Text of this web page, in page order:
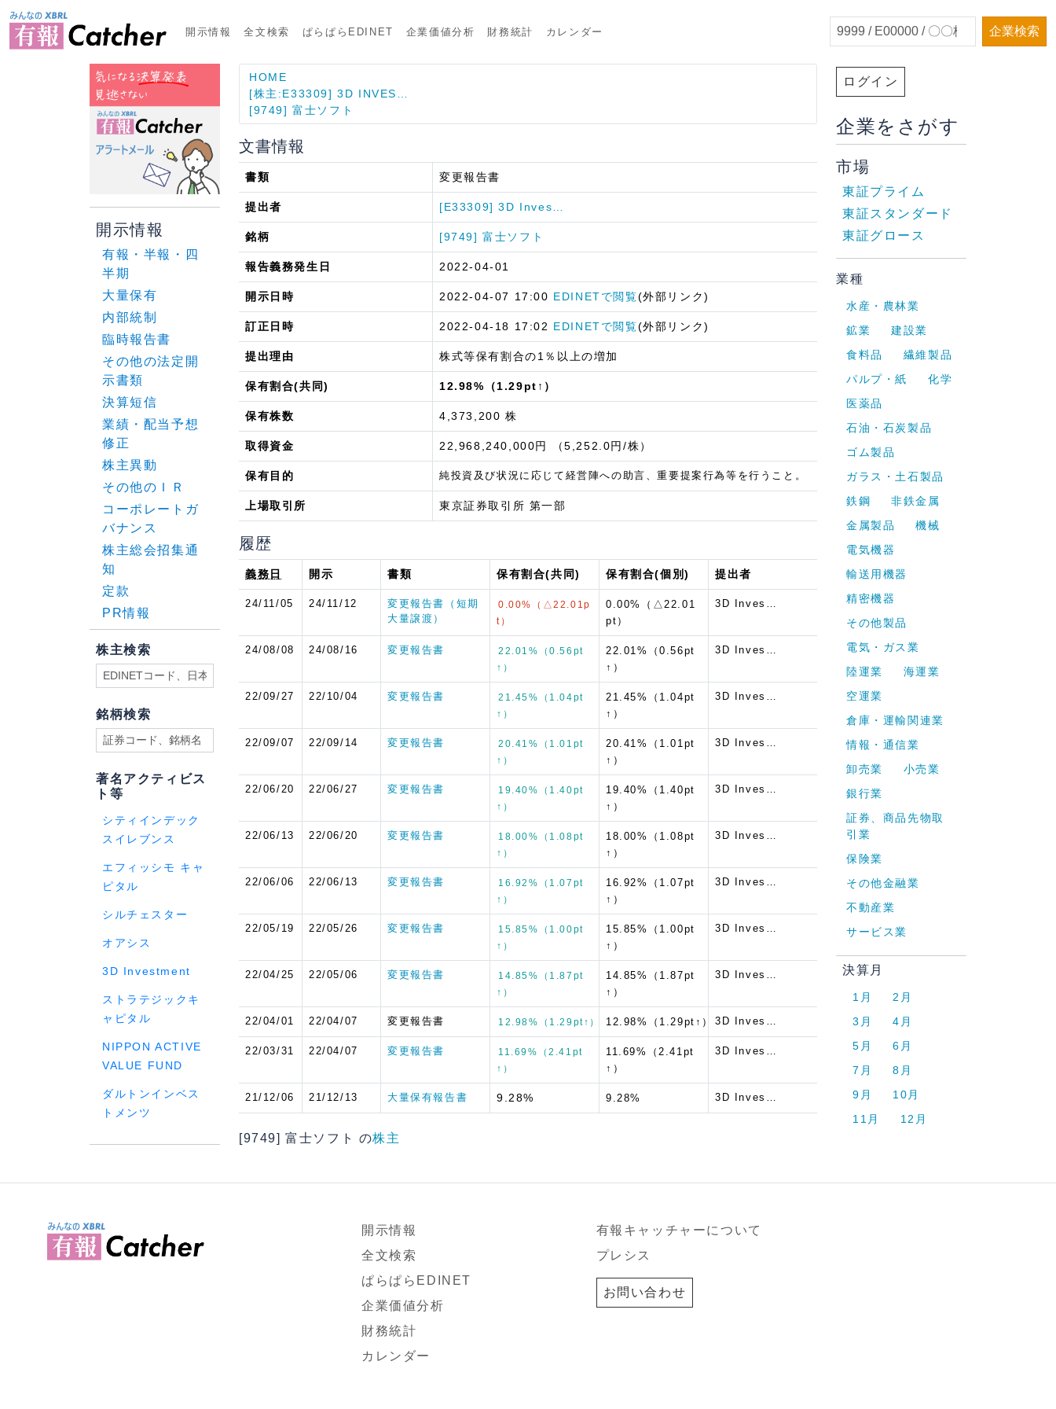
開示情報 全文検索 ぱらぱらEDINET 企業価値分析 財務統計 カレンダー 企業検索
開示情報
有報・半報・四
半期
大量保有
内部統制
臨時報告書
その他の法定開
示書類
決算短信
業績・配当予想
修正
株主異動
その他のＩＲ
コーポレートガ
バナンス
株主総会招集通
知
定款
PR情報
株主検索
銘柄検索
著名アクティビス
ト等
シティインデック
スイレブンス
エフィッシモ キャ
ピタル
シルチェスター
オアシス
3D Investment
ストラテジックキ
ャピタル
NIPPON ACTIVE
VALUE FUND
ダルトンインベス
トメンツ
HOME
[株主:E33309] 3D INVES…
[9749] 富士ソフト
文書情報
書類 変更報告書
提出者 [E33309] 3D Inves…
銘柄 [9749] 富士ソフト
報告義務発生日 2022-04-01
開示日時 2022-04-07 17:00 EDINETで閲覧(外部リンク)
訂正日時 2022-04-18 17:02 EDINETで閲覧(外部リンク)
提出理由 株式等保有割合の1％以上の増加
保有割合(共同) 12.98%（1.29pt↑）
保有株数 4,373,200 株
取得資金 22,968,240,000円 （5,252.0円/株）
保有目的 純投資及び状況に応じて経営陣への助言、重要提案行為等を行うこと。
上場取引所 東京証券取引所 第一部
履歴
義務日 開示 書類 保有割合(共同) 保有割合(個別) 提出者
24/11/05 24/11/12
変更報告書（短期
大量譲渡）
0.00%（△22.01p
t）
0.00%（△22.01
pt）
3D Inves…
24/08/08 24/08/16 変更報告書
22.01%（0.56pt
↑）
22.01%（0.56pt
↑）
3D Inves…
22/09/27 22/10/04 変更報告書
21.45%（1.04pt
↑）
21.45%（1.04pt
↑）
3D Inves…
22/09/07 22/09/14 変更報告書
20.41%（1.01pt
↑）
20.41%（1.01pt
↑）
3D Inves…
22/06/20 22/06/27 変更報告書
19.40%（1.40pt
↑）
19.40%（1.40pt
↑）
3D Inves…
22/06/13 22/06/20 変更報告書
18.00%（1.08pt
↑）
18.00%（1.08pt
↑）
3D Inves…
22/06/06 22/06/13 変更報告書
16.92%（1.07pt
↑）
16.92%（1.07pt
↑）
3D Inves…
22/05/19 22/05/26 変更報告書
15.85%（1.00pt
↑）
15.85%（1.00pt
↑）
3D Inves…
22/04/25 22/05/06 変更報告書
14.85%（1.87pt
↑）
14.85%（1.87pt
↑）
3D Inves…
22/04/01 22/04/07 変更報告書 12.98%（1.29pt↑） 12.98%（1.29pt↑） 3D Inves…
22/03/31 22/04/07 変更報告書
11.69%（2.41pt
↑）
11.69%（2.41pt
↑）
3D Inves…
21/12/06 21/12/13 大量保有報告書 9.28% 9.28% 3D Inves…
[9749] 富士ソフト の株主
ログイン
企業をさがす
市場
東証プライム
東証スタンダード
東証グロース
業種
水産・農林業
鉱業
建設業
食料品
繊維製品
パルプ・紙
化学
医薬品
石油・石炭製品
ゴム製品
ガラス・土石製品
鉄鋼
非鉄金属
金属製品
機械
電気機器
輸送用機器
精密機器
その他製品
電気・ガス業
陸運業
海運業
空運業
倉庫・運輸関連業
情報・通信業
卸売業
小売業
銀行業
証券、商品先物取
引業
保険業
その他金融業
不動産業
サービス業
決算月
1月
2月
3月
4月
5月
6月
7月
8月
9月
10月
11月
12月
開示情報
全文検索
ぱらぱらEDINET
企業価値分析
財務統計
カレンダー
有報キャッチャーについて
プレシス
お問い合わせ